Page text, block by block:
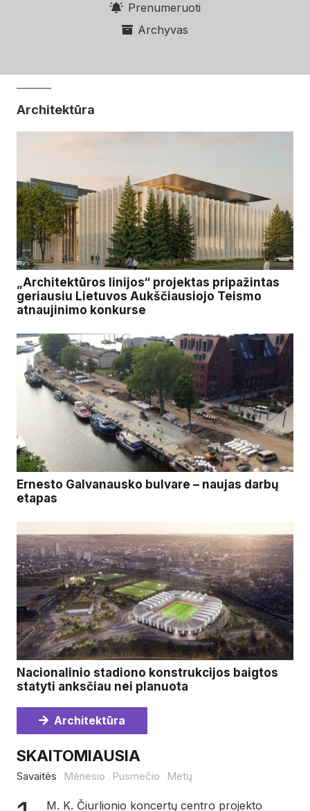
Prenumeruoti
Archyvas
Architektūra
„Architektūros linijos“ projektas pripažintas
geriausiu Lietuvos Aukščiausiojo Teismo
atnaujinimo konkurse
Ernesto Galvanausko bulvare – naujas darbų
etapas
Nacionalinio stadiono konstrukcijos baigtos
statyti anksčiau nei planuota
Architektūra
SKAITOMIAUSIA
Savaitės Mėnesio Pusmečio Metų
M. K. Čiurlionio koncertų centro projekto